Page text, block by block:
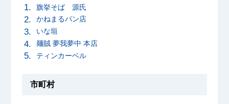
旗挙そば 源氏
かねまるパン店
いな垣
麺賊 夢我夢中 本店
ティンカーベル
市町村